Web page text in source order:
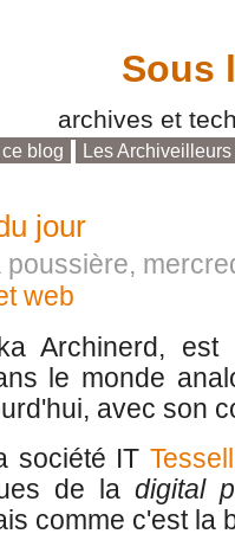
Sous
archives et
blog
Les Archiveilleurs
jour
poussière,
web
Archinerd, est
le monde
avec son
société IT
de la digital
comme c'est la